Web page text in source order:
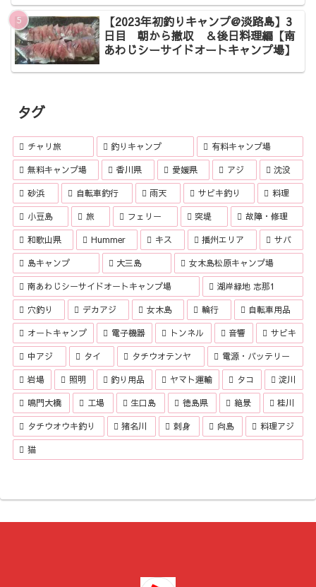
【2023年初釣りキャンプ@淡路島】3
日目 朝から撤収 ＆後日料理編【南
あわじシーサイドオートキャンプ場】
タグ
チャリ旅 釣りキャンプ 有料キャンプ場
無料キャンプ場 香川県 愛媛県 アジ 沈没
砂浜 自転車釣行 雨天 サビキ釣り 料理
小豆島 旅 フェリー 突堤 故障・修理
和歌山県 Hummer キス 播州エリア サバ
島キャンプ 大三島 女木島松原キャンプ場
南あわじシーサイドオートキャンプ場 湖岸緑地 志那1
穴釣り デカアジ 女木島 輪行 自転車用品
オートキャンプ 電子機器 トンネル 音響 サビキ
中アジ タイ タチウオテンヤ 電源・バッテリー
岩場 照明 釣り用品 ヤマト運輸 タコ 淀川
鳴門大橋 工場 生口島 徳島県 絶景 桂川
タチウオウキ釣り 猪名川 刺身 向島 料理アジ
猫